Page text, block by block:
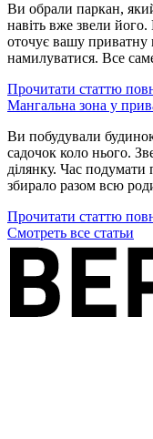
Ви обрали паркан,
навіть вже звели
оточує вашу приватну
намилуватися. Все
Прочитати статтю
Мангальна зона у
Ви побудували
садочок коло нього.
ділянку. Час подумати
збирало разом всю
Прочитати статтю
Смотреть все статьи